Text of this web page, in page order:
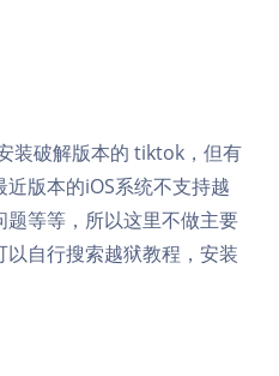
装破解版本的 tiktok，但有
版本的iOS系统不支持越
等等，所以这里不做主要
自行搜索越狱教程，安装